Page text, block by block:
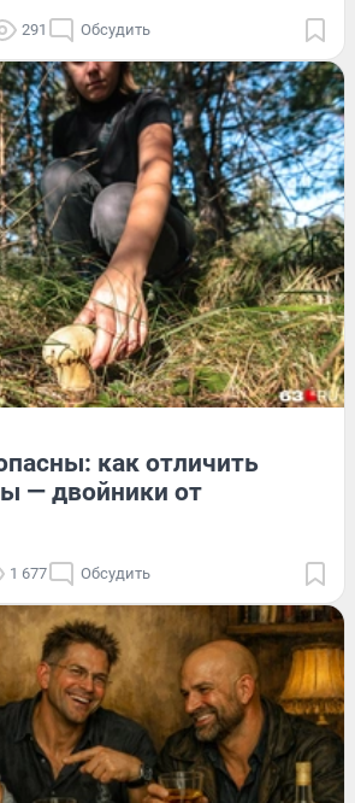
291 Обсудить
как отличить
— двойники от
1 677 Обсудить